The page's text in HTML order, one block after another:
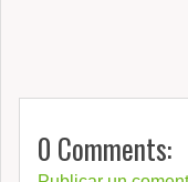
0 Comments: